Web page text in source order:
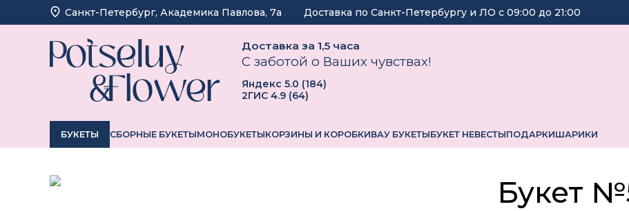
Санкт-Петербург, ​Академика Павлова, 7а Доставка по Санкт-Петербургу и ЛО с 09:00 до 21:00
Доставка за 1,5 часа
С заботой о Ваших чувствах!
Яндекс 5.0 (184)
2ГИС 4.9 (64)
БУКЕТЫ СБОРНЫЕ БУКЕТЫМОНОБУКЕТЫКОРЗИНЫ И КОРОБКИВАУ БУКЕТЫБУКЕТ НЕВЕСТЫПОДАРКИШАРИКИ
Букет